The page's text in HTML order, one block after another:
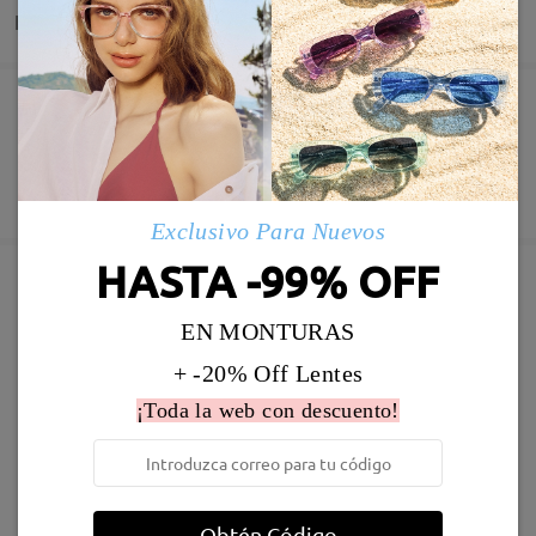
Entrega
Pedido realizado
Fabricación
Enviado
detalles
Revestimiento resistente a arañazo incluído
60 días de garantía de devolución y cambio
Garantía de 365 días
Descubrir Más
Marcos Similares
Exclusivo Para Nuevos
HASTA -99% OFF
EN MONTURAS
+ -20% Off Lentes
¡Toda la web con descuento!